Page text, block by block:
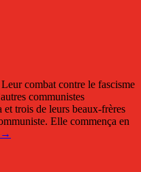
combat contre le fascisme
communistes
trois de leurs beaux-frères
Elle commença en
→